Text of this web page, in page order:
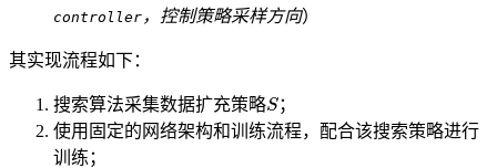
controller ，控制策略采样方向）
其实现流程如下：
搜索算法采集数据扩充策略
；
使用固定的网络架构和训练流程，配合该搜索策略进行
训练；